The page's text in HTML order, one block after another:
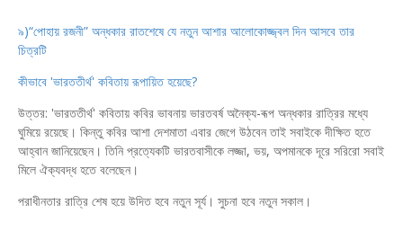
৯)“পোহায় রজনী” অন্ধকার রাতশেষে যে নতুন আশার আলোকোজ্জ্বল দিন আসবে তার
চিত্রটি
কীভাবে 'ভারততীর্থ' কবিতায় রূপায়িত হয়েছে?
উত্তর: 'ভারততীর্থ' কবিতায় কবির ভাবনায় ভারতবর্ষ অনৈক্য-ৰূপ অন্ধকার রাত্রির মধ্যে
ঘুমিয়ে রয়েছে। কিন্তু কবির আশা দেশমাতা এবার জেগে উঠবেন তাই সবাইকে দীক্ষিত হতে
আহ্বান জানিয়েছেন। তিনি প্রত্যেকটি ভারতবাসীকে লজ্জা, ভয়, অপমানকে দূরে সরিরো সবাই
মিলে ঐক্যবদ্ধ হতে বলেছেন।
পরাধীনতার রাত্রি শেষ হয়ে উদিত হবে নতুন সূর্য। সুচনা হবে নতুন সকাল।